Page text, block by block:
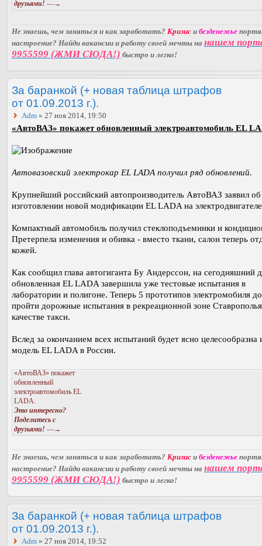
друзьями! —→
Не знаешь, чем заняться и как заработать? Кризис и безденежье
настроение? Найди вакансии и работу своей мечты на нашем
9955599 (ЖМИ СЮДА!) быстро и легко!
За баранкой (+ новая таблица штрафов
от 01.09.2013 г.).
Adm » 27 ноя 2014, 19:50
«АвтоВАЗ» покажет обновленный электроавтомобиль EL
Автовазовский электрокар EL LADA получил ряд обновлений.
Крупнейший российский автопроизводитель АвтоВАЗ заявил об
изготовлении новой модификации EL LADA на
Компактный автомобиль получил стеклоподъемники и
Претерпела изменения и обивка - вместо ткани, салон теперь
кожей.
Как сообщил глава автогиганта Бу Андерссон, на сегодняшний
обновленная EL LADA завершила уже тестовые испытания в
лаборатории и полигоне. Теперь 5 прототипов электромобиля
пройти дорожные испытания в рекреационной зоне
качестве такси.
Вслед за окончанием всех испытаний будет ясно целесообразна
модель EL LADA в России.
«АвтоВАЗ» покажет
обновленный
электроавтомобиль EL
LADA.
Это интересно?
Поделитесь с
друзьями! —→
Не знаешь, чем заняться и как заработать? Кризис и безденежье
настроение? Найди вакансии и работу своей мечты на нашем
9955599 (ЖМИ СЮДА!) быстро и легко!
За баранкой (+ новая таблица штрафов
от 01.09.2013 г.).
Adm » 27 ноя 2014, 19:52